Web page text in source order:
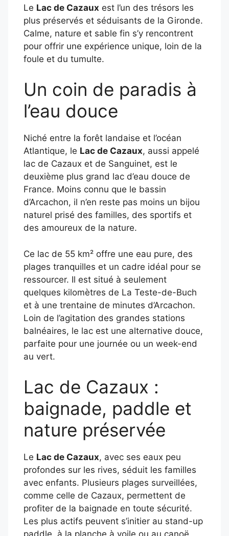
Le Lac de Cazaux est l’un des trésors les
plus préservés et séduisants de la Gironde.
Calme, nature et sable fin s’y rencontrent
pour offrir une expérience unique, loin de la
foule et du tumulte.
Un coin de paradis à
l’eau douce
Niché entre la forêt landaise et l’océan
Atlantique, le Lac de Cazaux, aussi appelé
lac de Cazaux et de Sanguinet, est le
deuxième plus grand lac d’eau douce de
France. Moins connu que le bassin
d’Arcachon, il n’en reste pas moins un bijou
naturel prisé des familles, des sportifs et
des amoureux de la nature.
Ce lac de 55 km² offre une eau pure, des
plages tranquilles et un cadre idéal pour se
ressourcer. Il est situé à seulement
quelques kilomètres de La Teste-de-Buch
et à une trentaine de minutes d’Arcachon.
Loin de l’agitation des grandes stations
balnéaires, le lac est une alternative douce,
parfaite pour une journée ou un week-end
au vert.
Lac de Cazaux :
baignade, paddle et
nature préservée
Le Lac de Cazaux, avec ses eaux peu
profondes sur les rives, séduit les familles
avec enfants. Plusieurs plages surveillées,
comme celle de Cazaux, permettent de
profiter de la baignade en toute sécurité.
Les plus actifs peuvent s’initier au stand-up